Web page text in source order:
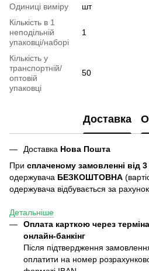
Одиниці виміру
шт
Кількість в 1
неподільній
упаковці/наборі
1
Кількість у
транспортній/
оптовій
упаковці
50
Доставка
Доставка Нова Пошта
При сплаченому замовленні від 3
одержувача БЕЗКОШТОВНА
одержувача відбувається за
Детальніше
Оплата карткою через
онлайн-банкінг
Після підтвердження
оплатити на номер